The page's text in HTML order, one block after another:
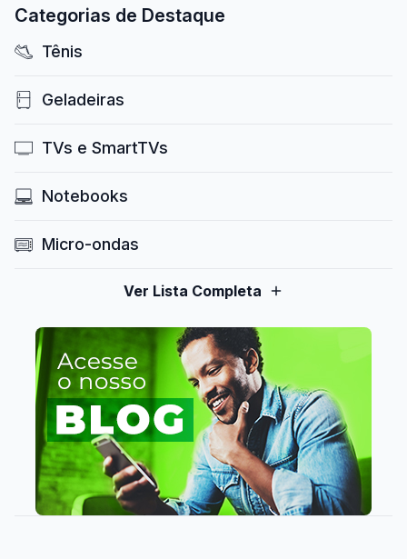
Categorias de Destaque
Tênis
Geladeiras
TVs e SmartTVs
Notebooks
Micro-ondas
Ver Lista Completa